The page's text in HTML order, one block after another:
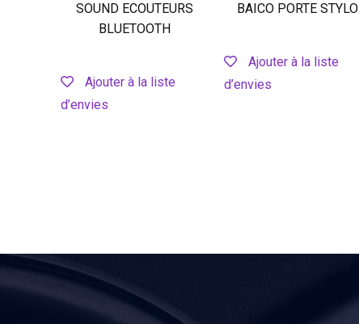
SOUND ECOUTEURS
BLUETOOTH
Ajouter à la liste
d’envies
BAICO PORTE STYLO
Ajouter à la liste
d’envies